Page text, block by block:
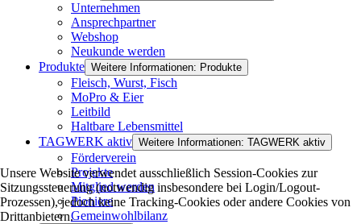
Unternehmen
Ansprechpartner
Webshop
Neukunde werden
Produkte Weitere Informationen: Produkte
Fleisch, Wurst, Fisch
MoPro & Eier
Leitbild
Haltbare Lebensmittel
TAGWERK aktiv Weitere Informationen: TAGWERK aktiv
Förderverein
Projekte
Mitglied werden
Pioniere
Gemeinwohlbilanz
Unsere Website verwendet ausschließlich Session-Cookies zur
Sitzungssteuerung (notwendig insbesondere bei Login/Logout-
Prozessen), jedoch keine Tracking-Cookies oder andere Cookies von
Drittanbietern.